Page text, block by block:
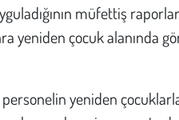
müfettiş
yeniden çocuk alanında
personelin yeniden